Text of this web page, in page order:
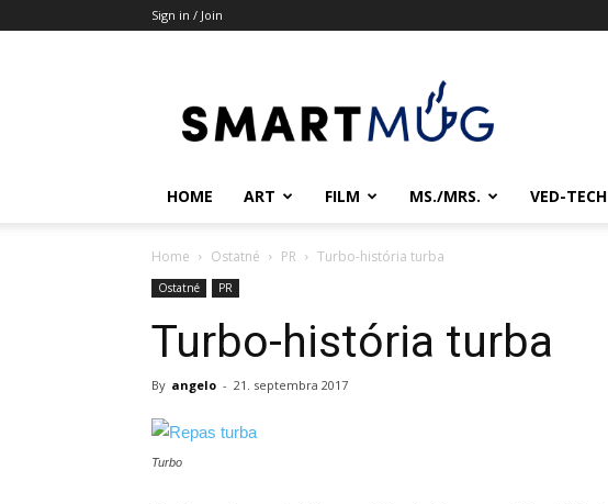
Sign in / Join
HOME ART FILM MS./MRS. VED-TECH
Home Ostatné PR Turbo-história turba
Ostatné PR
Turbo-história turba
By angelo - 21. septembra 2017
Turbo